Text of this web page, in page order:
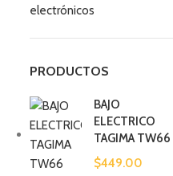
electrónicos
PRODUCTOS
BAJO
ELECTRICO
TAGIMA TW66
$449.00